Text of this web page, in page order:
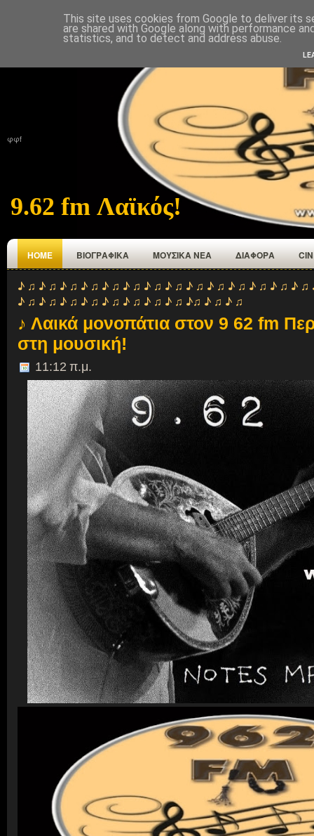
ΠΟΙΟΙ ΕΜΑΣΤΕ ΑΝΑΜΕΤΑΔΟΤΕΣ ΕΠΙΚΟΙΝΩΝΙΑ
φφf
9.62 fm Λαϊκός!
HOME ΒΙΟΓΡΑΦΙΚΑ ΜΟΥΣΙΚΑ ΝΕΑ ΔΙΑΦΟΡΑ
♪ ♫ ♪ ♫ ♪ ♫ ♪ ♫ ♪ ♫ ♪ ♫ ♪ ♫ ♪ ♫ ♪ ♫ ♪ ♫ ♪ ♫ ♪ ♫ ♪ ♫ ♪
♪ ♫ ♪ ♫ ♪ ♫ ♪ ♫ ♪ ♫ ♪ ♫ ♪ ♫ ♪ ♫ ♪♫ ♪ ♫ ♪ ♫
♪ Λαικά μονοπάτια στον 9 62 fm
στη μουσική!
11:12 π.μ.
This site uses cookies from Google to deliver its
are shared with Google along with performance
statistics, and to detect and address abuse.